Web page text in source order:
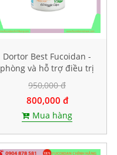
Dortor Best Fucoidan -
phòng và hỗ trợ điều trị
ung thư, hộp 60 viên
950,000 đ
800,000 đ
Mua hàng